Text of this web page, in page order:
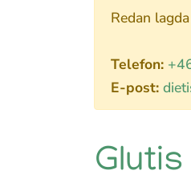
Redan
Telefon:
E-post: